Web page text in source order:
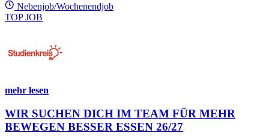
Nebenjob/Wochenendjob
TOP JOB
mehr lesen
WIR SUCHEN DICH IM TEAM FÜR MEHR
BEWEGEN BESSER ESSEN 26/27